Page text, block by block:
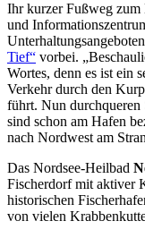
Ihr kurzer Fußweg zum
und
Tief“ vorbei.
Wortes, denn es ist ein
Verkehr durch den
führt. Nun durchqueren
sind schon am Hafen
nach Nordwest am
Das Nordsee-Heilbad
Fischerdorf mit aktiver
historischen
von vielen